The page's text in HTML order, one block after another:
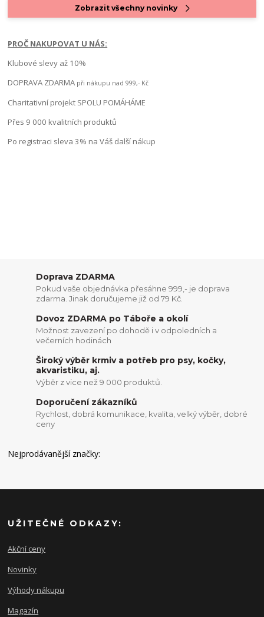
Zobrazit všechny novinky
PROČ NAKUPOVAT U NÁS:
Klubové slevy až 10%
DOPRAVA ZDARMA při nákupu nad 999,- Kč
Charitativní projekt SPOLU POMÁHÁME
Přes 9 000 kvalitních produktů
Po registraci sleva 3% na Váš další nákup
Doprava ZDARMA
Pokud vaše objednávka přesáhne 999,- je doprava
zdarma. Jinak doručujeme již od 79 Kč.
Dovoz ZDARMA po Táboře a okolí
Možnost zavezení po dohodě i v odpoledních a
večerních hodinách
Široký výběr krmiv a potřeb pro psy, kočky,
akvaristiku, aj.
Výběr z vice než 9 000 produktů.
Doporučení zákazníků
Rychlost, dobrá komunikace, kvalita, velký výběr, dobré
ceny
Nejprodávanější značky:
UŽITEČNÉ ODKAZY:
Akční ceny
Novinky
Výhody nákupu
Magazín